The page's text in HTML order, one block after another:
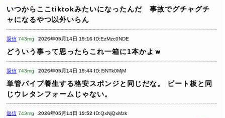
いつからここtiktokみたいになったんだ 事故でグチャグチ
ャになるやつ以外いらん
返信 743mg 2026年05月14日 19:16 ID:EzMzc0NDE
どういう事って思ったらこれ一箱に1本かよｗ
返信 743mg 2026年05月14日 19:44 ID:I5NTk0MjM
単管パイプ養生する格安スポンジと同じだな。
ビート板と同
じウレタンフォームじゃない。
返信 743mg 2026年05月14日 19:52 ID:QxNjQxMzk